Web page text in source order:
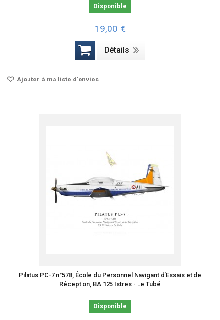
Disponible
19,00 €
Détails
Ajouter à ma liste d'envies
Pilatus PC-7 n°578, École du Personnel Navigant d’Essais et de
Réception, BA 125 Istres - Le Tubé
Disponible